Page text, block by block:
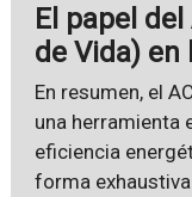
El papel
de Vida) en
En resumen, el
una herramienta
eficiencia
forma